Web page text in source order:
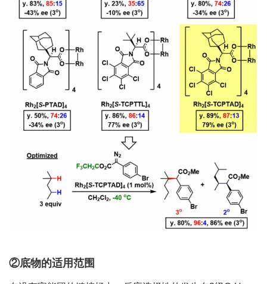
②底物的适用范围